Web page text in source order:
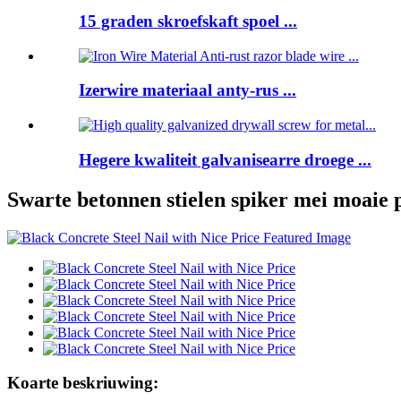
15 graden skroefskaft spoel ...
Izerwire materiaal anty-rus ...
Hegere kwaliteit galvanisearre droege ...
Swarte betonnen stielen spiker mei moaie
Koarte beskriuwing: